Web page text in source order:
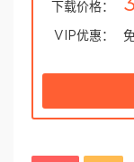
下载价格： 3
VIP优惠：